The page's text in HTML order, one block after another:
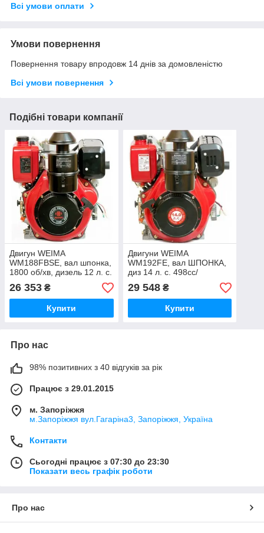
Всі умови оплати
Умови повернення
Повернення товару впродовж 14 днів за домовленістю
Всі умови повернення
Подібні товари компанії
Двигун WEIMA
WM188FBSE, вал шпонка,
1800 об/хв, дизель 12 л. с.
456cc/ Циліндр знімних,
Ел/ст.
26 353 ₴
Купити
Двигуни WEIMA
WM192FE, вал ШПОНКА,
диз 14 л. с. 498cc/
Електричний стартер.
29 548₴
Купити
Про нас
98% позитивних з 40 відгуків за рік
Працює з 29.01.2015
м. Запоріжжя
м.Запоріжжя вул.Гагаріна3, Запоріжжя, Україна
Контакти
Сьогодні працює з 07:30 до 23:30
Показати весь графік роботи
Про нас